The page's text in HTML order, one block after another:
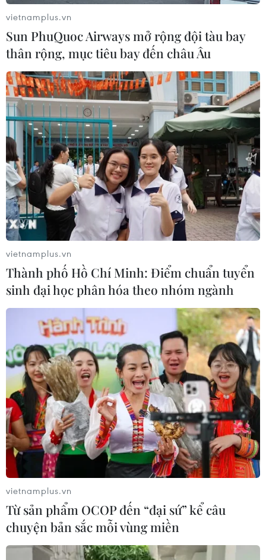
vietnamplus.vn
Sun PhuQuoc Airways mở rộng đội tàu bay
thân rộng, mục tiêu bay đến châu Âu
vietnamplus.vn
Thành phố Hồ Chí Minh: Điểm chuẩn tuyển
sinh đại học phân hóa theo nhóm ngành
vietnamplus.vn
Từ sản phẩm OCOP đến “đại sứ” kể câu
chuyện bản sắc mỗi vùng miền